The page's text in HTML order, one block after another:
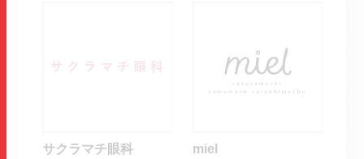
サクラマチ眼科 miel